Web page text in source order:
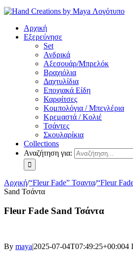
Αρχική
Εξερεύνησε
Set
Ανδρικά
Αξεσουάρ/Μπρελόκ
Βραχιόλια
Δαχτυλίδια
Εποχιακά Είδη
Καρφίτσες
Κομπολόγια / Μπεγλέρια
Κρεμαστά / Κολιέ
Τσάντες
Σκουλαρίκια
Collections
Αναζήτηση για:
Αρχική/“Fleur Fade” Τσαντα/“Fleur
Sand Τσάντα
Fleur Fade Sand Τσάντα
By maya|2025-07-04T07:49:25+00:004